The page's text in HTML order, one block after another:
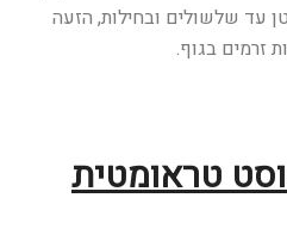
עד שלשולים ובחילות, הזעה
זרמים בגוף.
טראומטית